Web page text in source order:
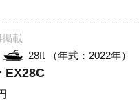
掲載
28ft （年式：2022年）
EX28C